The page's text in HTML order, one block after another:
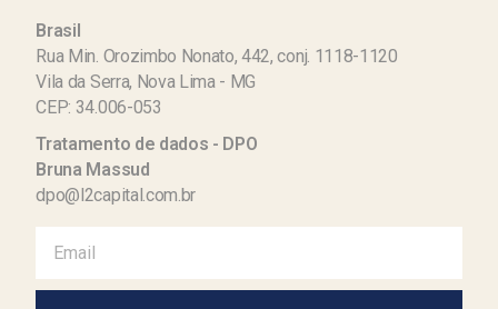
Brasil
Rua Min. Orozimbo Nonato, 442, conj. 1118-1120
Vila da Serra, Nova Lima - MG
CEP: 34.006-053
Tratamento de dados - DPO
Bruna Massud
dpo@l2capital.com.br